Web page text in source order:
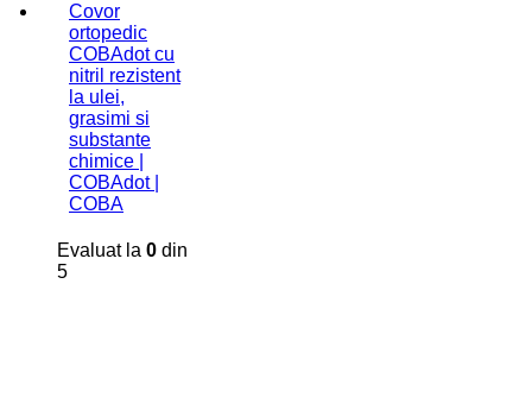
Covor
ortopedic
COBAdot cu
nitril rezistent
la ulei,
grasimi si
substante
chimice |
COBAdot |
COBA
Evaluat la 0 din
5